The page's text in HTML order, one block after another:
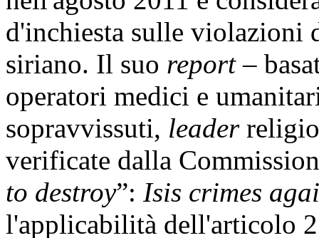
d'inchiesta sulle
siriano. Il suo report–
operatori medici e
sopravvissuti, leader
verificate dalla
to destroy”: Isis crimes
l'applicabilità dell'articolo